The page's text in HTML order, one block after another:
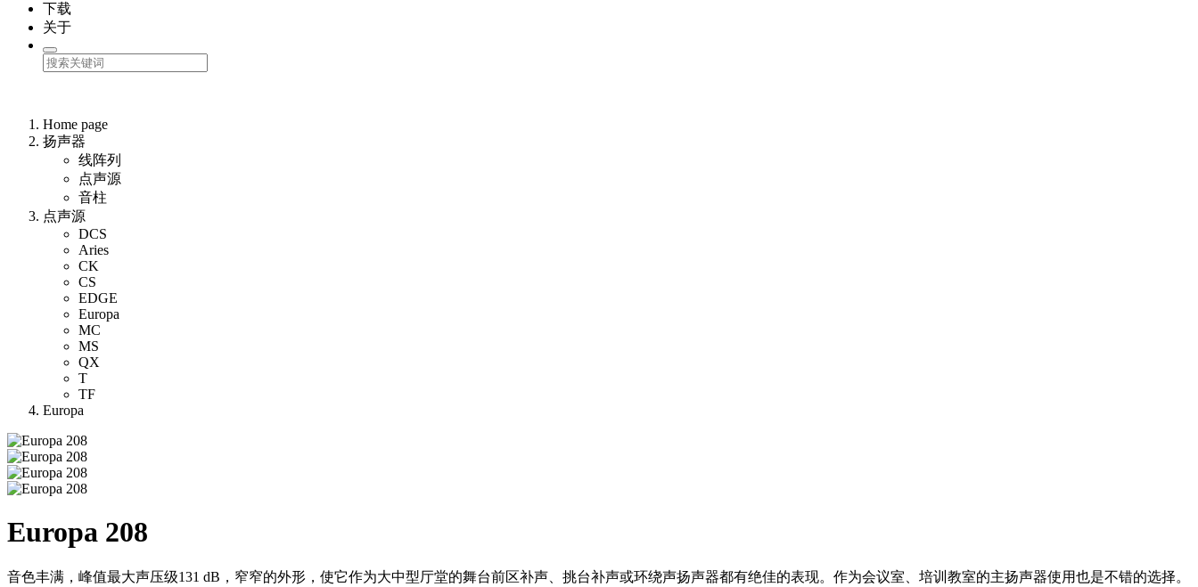
下载
关于
Home page
扬声器
线阵列
点声源
音柱
点声源
DCS
Aries
CK
CS
EDGE
Europa
MC
MS
QX
T
TF
Europa
Europa 208
音色丰满，峰值最大声压级131 dB，窄窄的外形，使它作为大中型厅堂的舞台前区补声、挑台补声或环绕声扬声器都有绝佳的表现。作为会议室、培训教室的主扬声器使用也是不错的选择。